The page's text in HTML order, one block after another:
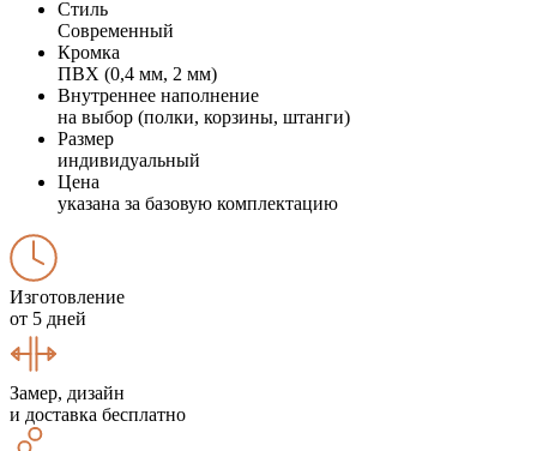
Стиль
Современный
Кромка
ПВХ (0,4 мм, 2 мм)
Внутреннее наполнение
на выбор (полки, корзины, штанги)
Размер
индивидуальный
Цена
указана за базовую комплектацию
Изготовление
от 5 дней
Замер, дизайн
и доставка бесплатно